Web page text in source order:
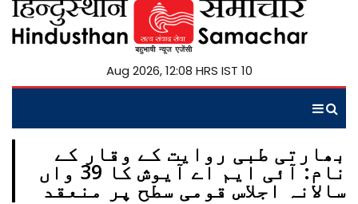
10 Aug 2026, 12:08 HRS IST
بھارتی طبی روایت کے وقار کے
نام: آئی ایم اے آیوش کا 39 واں
سالانہ اجلاس قومی سطح پر منعقد